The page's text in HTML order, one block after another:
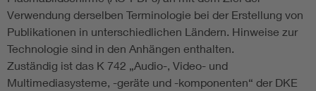
DIN VDE 0100 für sichere Elektroinstallationen
Elektrofachkraft (EFK)
Verwendung derselben Terminologie bei der Erstellung von
Publikationen in unterschiedlichen Ländern. Hinweise zur
Technologie sind in den Anhängen enthalten.
Zuständig ist das K 742 „Audio-, Video- und
Multimediasysteme, -geräte und -komponenten“ der DKE